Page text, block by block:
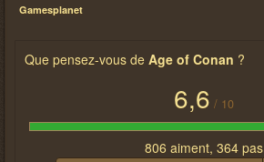
Gamesplanet
Que pensez-vous de Age of Conan ?
6,6 / 10
806 aiment, 364 pas